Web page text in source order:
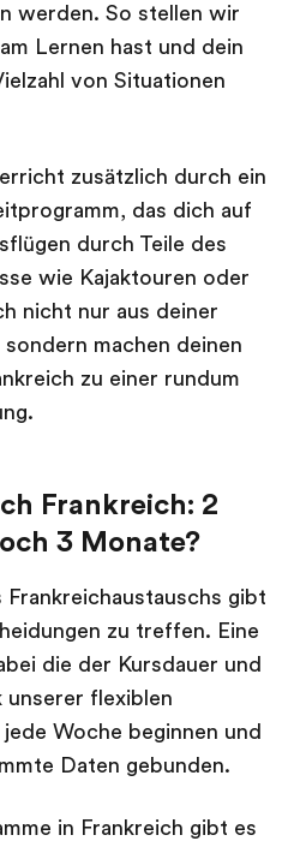
werden. So stellen wir
Lernen hast und dein
von Situationen
zusätzlich durch ein
das dich auf
durch Teile des
wie Kajaktouren oder
nicht nur aus deiner
machen deinen
zu einer rundum
Frankreich: 2
3 Monate?
Frankreichaustauschs gibt
zu treffen. Eine
die der Kursdauer und
unserer flexiblen
Woche beginnen und
Daten gebunden.
in Frankreich gibt es